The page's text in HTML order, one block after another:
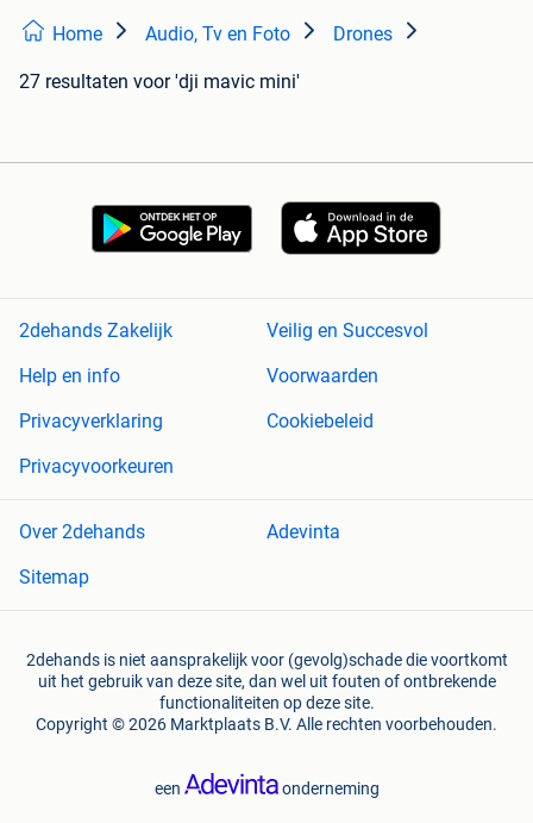
Home Audio, Tv en Foto Drones
27 resultaten voor 'dji mavic mini'
2dehands Zakelijk
Veilig en Succesvol
Help en info
Voorwaarden
Privacyverklaring
Cookiebeleid
Privacyvoorkeuren
Over 2dehands
Adevinta
Sitemap
2dehands is niet aansprakelijk voor (gevolg)schade die voortkomt
uit het gebruik van deze site, dan wel uit fouten of ontbrekende
functionaliteiten op deze site.
Copyright © 2026 Marktplaats B.V. Alle rechten voorbehouden.
een onderneming